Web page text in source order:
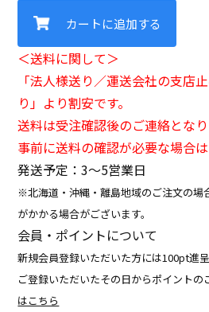
カートに追加する
＜送料に関して＞
「法人様送り／運送会社の支店
り」より割安です。
送料は受注確認後のご連絡となり
事前に送料の確認が必要な場合
発送予定：3〜5営業日
※北海道・沖縄・離島地域のご注文の場
がかかる場合がございます。
会員・ポイントについて
新規会員登録いただいた方には100pt進呈
ご登録いただいたその日からポイント
はこちら